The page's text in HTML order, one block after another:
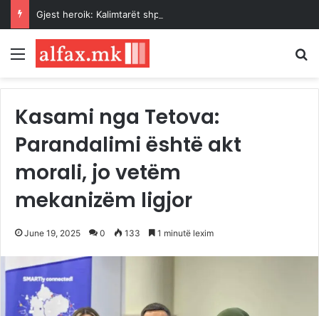
Menu
Kasami nga Tetova:
Parandalimi është akt
morali, jo vetëm
mekanizëm ligjor
June 19, 2025 0 133 1 minutë lexim